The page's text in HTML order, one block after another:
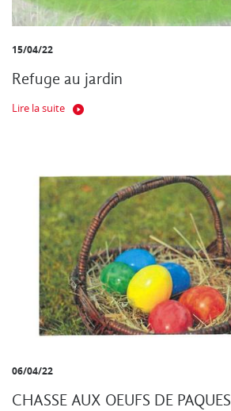
15/04/22
Refuge au jardin
Lire la suite
06/04/22
CHASSE AUX OEUFS DE PAQUES